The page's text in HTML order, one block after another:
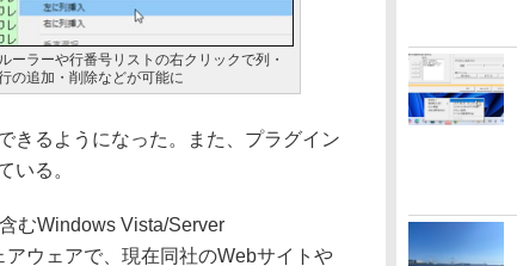
ルーラーや行番号リストの右クリックで列・
の追加・削除などが可能に
るようになった。また、プラグイン
いる。
むWindows Vista/Server
ウェアで、現在同社のWebサイトや